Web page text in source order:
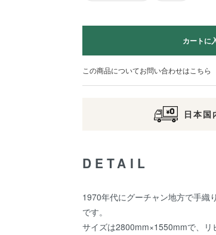
カートに
この商品についてお問い合わせはこちら
日本国
DETAIL
1970年代にグーチャン地方で手織
です。
サイズは2800mm×1550mmで、リ